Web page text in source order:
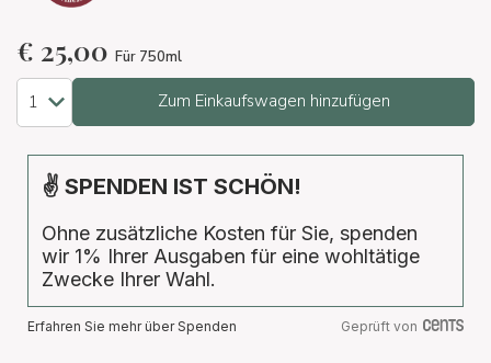
€ 25,00 Für 750ml
Zum Einkaufswagen hinzufügen
✌ SPENDEN IST SCHÖN!
Ohne zusätzliche Kosten für Sie, spenden
wir 1% Ihrer Ausgaben für eine wohltätige
Zwecke Ihrer Wahl.
Erfahren Sie mehr über Spenden Geprüft von